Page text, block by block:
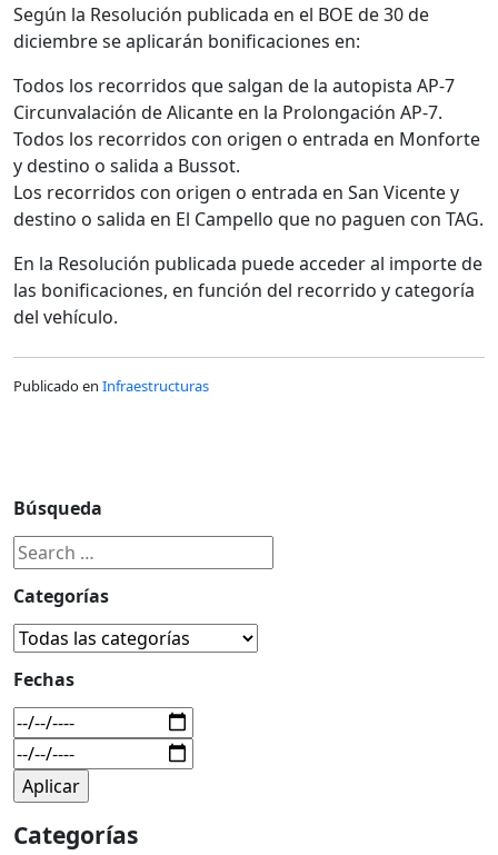
Según la Resolución publicada en el BOE de 30 de
diciembre se aplicarán bonificaciones en:
Todos los recorridos que salgan de la autopista AP-7
Circunvalación de Alicante en la Prolongación AP-7.
Todos los recorridos con origen o entrada en Monforte
y destino o salida a Bussot.
Los recorridos con origen o entrada en San Vicente y
destino o salida en El Campello que no paguen con TAG.
En la Resolución publicada puede acceder al importe de
las bonificaciones, en función del recorrido y categoría
del vehículo.
Publicado en Infraestructuras
Búsqueda
Categorías
Fechas
Categorías